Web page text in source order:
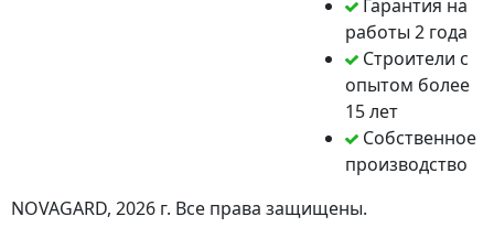
Гарантия на
работы 2 года
Строители с
опытом более
15 лет
Собственное
производство
NOVAGARD, 2026 г. Все права защищены.